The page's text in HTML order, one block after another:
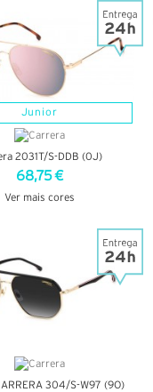
Junior
2031T/S-DDB (0J)
68,75 €
Ver mais cores
304/S-W97 (9O)